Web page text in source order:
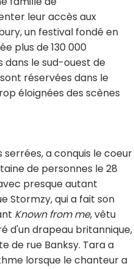
leur accès aux
un festival fondé en
plus de 130 000
dans le sud-ouest de
réservées dans le
éloignées des scènes
a conquis le coeur
de personnes le 28
presque autant
Stormzy, qui a fait son
Known from me, vêtu
d'un drapeau britannique,
de rue Banksy. Tara a
lorsque le chanteur a